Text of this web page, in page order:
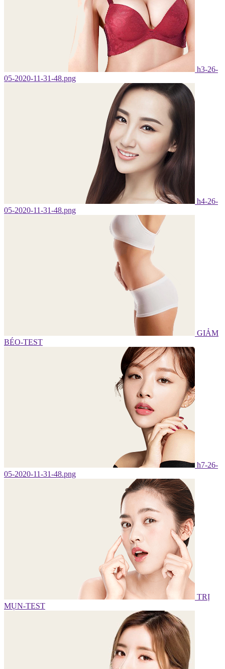
h3-26-
05-2020-11-31-48.png
h4-26-
05-2020-11-31-48.png
GIẢM
BÉO-TEST
h7-26-
05-2020-11-31-48.png
TRỊ
MỤN-TEST